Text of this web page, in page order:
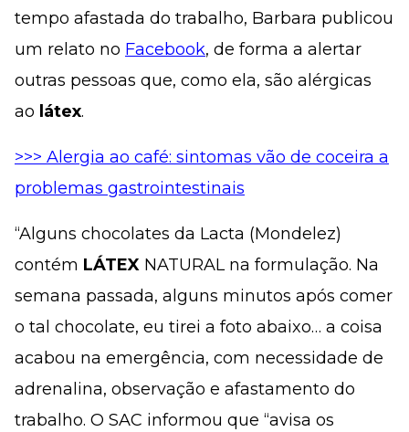
tempo afastada do trabalho, Barbara publicou
um relato no Facebook, de forma a alertar
outras pessoas que, como ela, são alérgicas
ao látex.
>>> Alergia ao café: sintomas vão de coceira a
problemas gastrointestinais
“Alguns chocolates da Lacta (Mondelez)
contém LÁTEX NATURAL na formulação. Na
semana passada, alguns minutos após comer
o tal chocolate, eu tirei a foto abaixo… a coisa
acabou na emergência, com necessidade de
adrenalina, observação e afastamento do
trabalho. O SAC informou que “avisa os